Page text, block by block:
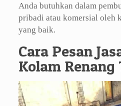
Anda butuhkan dalam
pribadi atau komersial oleh
yang baik.
Cara Pesan
Kolam Renang